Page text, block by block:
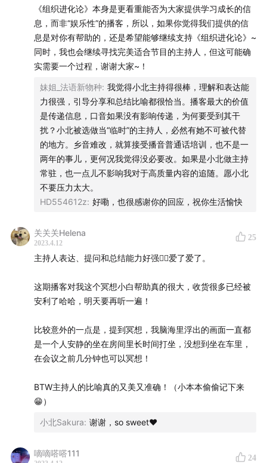
【主播】
，飞书市场经理
【嘉宾】
吴瓒 Zan，FLOW冥想创始人、CEO
，FLOW冥想首席内容官
【主要话题】
冥想对于Zan、Luna的人生意义
Zan 通过冥想度过两次人生低谷期
冥想增强了 Zan 对待痛苦、困难的心力
冥想为 Luna 带来的两次人生突破
冥想在中国的商业化
冥想的本质
20:40 冥想到底是什么？
冥想是对大脑的锻炼，长期的冥想能够改变大脑结构
觉察自我
如何通过冥想提升自己的工作状态？
冥想如何帮助我们提升专注力？
工作中，冥想如何帮助我们更好地沟通？
为什么科比、乔布斯等名人都是多年的冥想者？
——冥想帮助他们觉察信息、觉察情绪
冥想能够提升组织效率
《组织进化论》本身是更看重能否为大家提供学习成长的信
息，而非“娱乐性”的播客，所以，如果你觉得我们提供的信
息是对你有帮助的，还是希望能够继续支持《组织进化论》~
同时，我也会继续寻找完美适合节目的主持人，但这可能确
实需要一个过程，谢谢大家~！
妹姐_法语新物种: 我觉得小北主持得很棒，理解和表达能
力很强，引导分享和总结比喻都很恰当。播客最大的价值
是传递信息，口音如果没有影响传递，为何要受到其干
扰？小北被选做当“临时”的主持人，必然有她不可被代替
的地方。乡音难改，就算接受播音普通话培训，也不是一
两年的事儿，更何况我觉得没必要改。如果是小北做主持
常驻，也一点儿不影响我对于高质量内容的追随。愿小北
不要压力太大。
HD554612z: 好嘞，也很感谢你的回应，祝你生活愉快
关关关Helena
2023.4.12
25
主持人表达、提问和总结能力好强👍🏻爱了爱了。
这期播客对我这个冥想小白帮助真的很大，收货很多已经被
安利了哈哈，明天要再听一遍！
比较意外的一点是，提到冥想，我脑海里浮出的画面一直都
是一个人安静的坐在房间里长时间打坐，没想到坐在车里，
在会议之前几分钟也可以冥想！
BTW主持人的比喻真的又美又准确！（小本本偷偷记下来
😁）
小北Sakura: 谢谢，so sweet♥
嘀嘀嗒嗒111 24